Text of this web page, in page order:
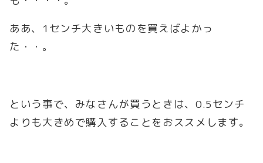
ああ、1センチ大きいものを買えばよかっ
た・・。
という事で、みなさんが買うときは、0.5センチ
よりも大きめで購入することをおススメします。